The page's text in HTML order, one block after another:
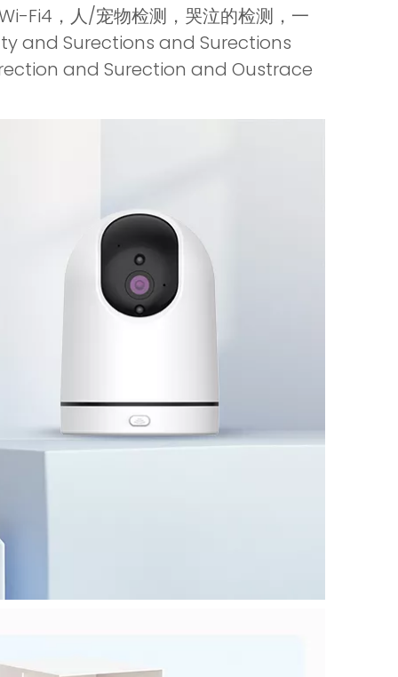
Fi4，人/宠物检测，哭泣的检测，一
and Surections and Surections
and Surection and Oustrace